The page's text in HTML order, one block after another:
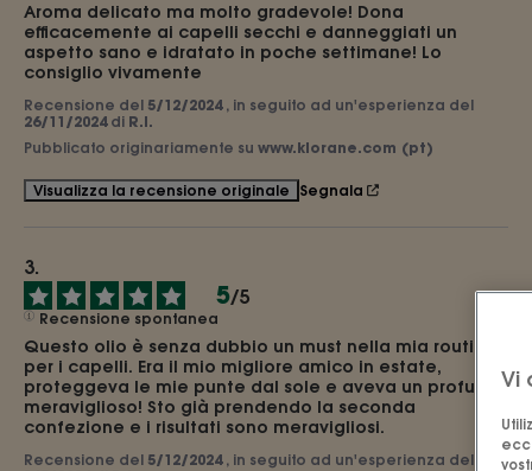
Aroma delicato ma molto gradevole! Dona
efficacemente ai capelli secchi e danneggiati un
aspetto sano e idratato in poche settimane! Lo
consiglio vivamente
Recensione del 5/12/2024 , in seguito ad un'esperienza del
26/11/2024 di R.I.
Pubblicato originariamente su www.klorane.com (pt)
Visualizza la recensione originale Segnala
5/5
Recensione spontanea
Questo olio è senza dubbio un must nella mia routine
per i capelli. Era il mio migliore amico in estate,
proteggeva le mie punte dal sole e aveva un profumo
meraviglioso! Sto già prendendo la seconda
confezione e i risultati sono meravigliosi.
Recensione del 5/12/2024 , in seguito ad un'esperienza del
Vi